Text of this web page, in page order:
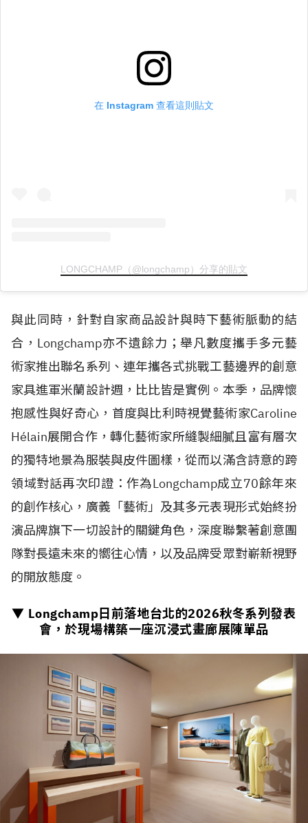
在 Instagram 查看這則貼文
LONGCHAMP（@longchamp）分享的貼文
與此同時，針對自家商品設計與時下藝術脈動的結
合，Longchamp亦不遺餘力；舉凡數度攜手多元藝
術家推出聯名系列、連年攜各式挑戰工藝邊界的創意
家具進軍米蘭設計週，比比皆是實例。本季，品牌懷
抱感性與好奇心，首度與比利時視覺藝術家Caroline
Hélain展開合作，轉化藝術家所縫製細膩且富有層次
的獨特地景為服裝與皮件圖樣，從而以滿含詩意的跨
領域對話再次印證：作為Longchamp成立70餘年來
的創作核心，廣義「藝術」及其多元表現形式始終扮
演品牌旗下一切設計的關鍵角色，深度聯繫著創意團
隊對長遠未來的嚮往心情，以及品牌受眾對嶄新視野
的開放態度。
▼ Longchamp日前落地台北的2026秋冬系列發表
會，於現場構築一座沉浸式畫廊展陳單品